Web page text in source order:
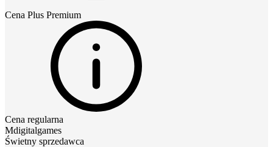
Cena Plus Premium
Cena regularna
Mdigitalgames
Świetny sprzedawca